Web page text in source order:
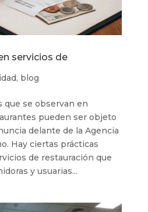
servicios de
, blog
que se observan en
pueden ser objeto
delante de la Agencia
Hay ciertas prácticas
de restauración que
y usuarias...